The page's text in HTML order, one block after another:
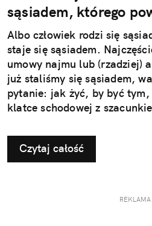
sąsiadem, którego
Albo człowiek rodzi się
staje się sąsiadem.
umowy najmu lub (rzadziej)
już staliśmy się sąsiadem,
pytanie: jak żyć, by być
klatce schodowej z
Czytaj całość
REKLAMA